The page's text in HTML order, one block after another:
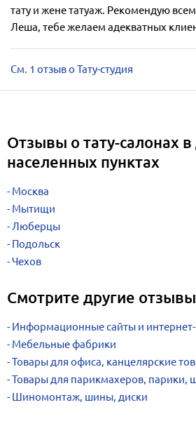
тату и жене татуаж. Рекомендую
Леша, тебе желаем адекватных
См. 1 отзыв о Тату-студия
Отзывы о тату-салонах в
населенных пунктах
Москва
Мытищи
Люберцы
Подольск
Чехов
Смотрите другие
Информационные сайты и
Мебельные фабрики
Товары для офиса, канцелярские
Товары для парикмахеров, парики,
Шиномонтаж, шины, диски